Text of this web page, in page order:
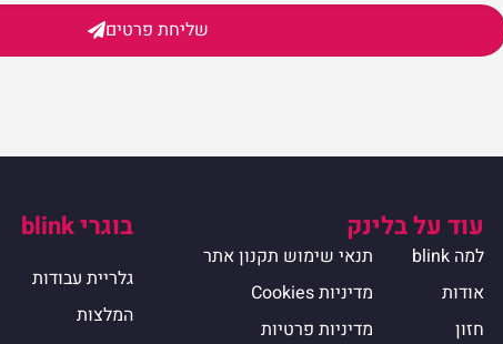
שליחת פרטים
עוד על בלינק
למה blink
אודות
חזון
תנאי שימוש תקנון אתר
מדיניות Cookies
מדיניות פרטיות
בוגרי blink
גלריית עבודות
המלצות